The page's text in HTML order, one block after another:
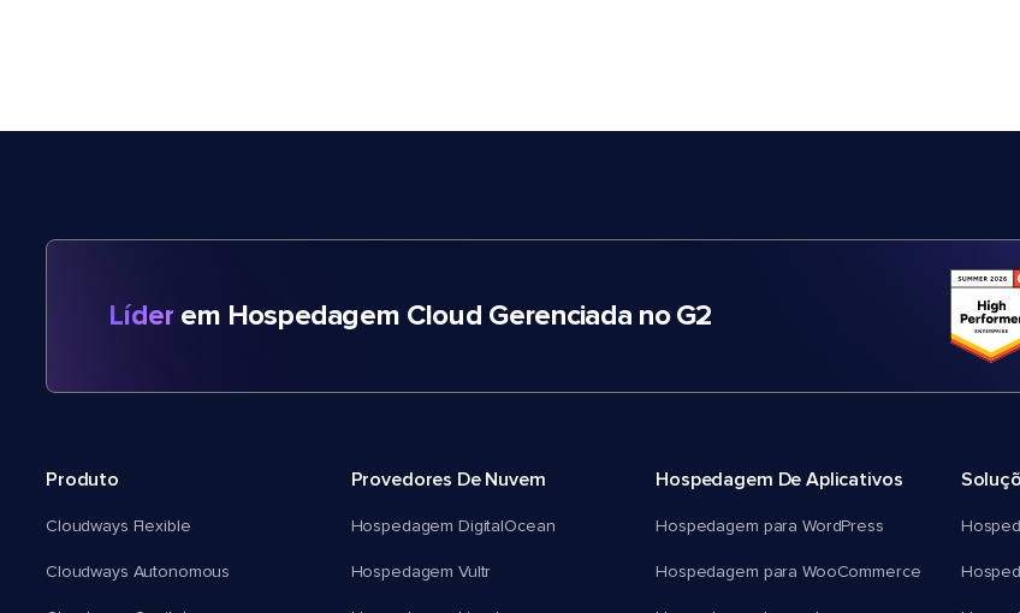
Líder em Hospedagem Cloud Gerenciada no G2
Produto
Cloudways Flexible
Cloudways Autonomous
Provedores De Nuvem
Hospedagem DigitalOcean
Hospedagem Vultr
Hospedagem De Aplicativos
Hospedagem para WordPress
Hospedagem para WooCommerce